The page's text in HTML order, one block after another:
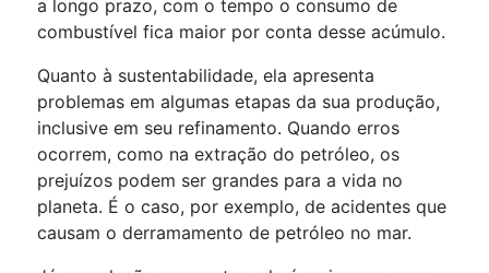
a longo prazo, com o tempo o consumo de
combustível fica maior por conta desse acúmulo.
Quanto à sustentabilidade, ela apresenta
problemas em algumas etapas da sua produção,
inclusive em seu refinamento. Quando erros
ocorrem, como na extração do petróleo, os
prejuízos podem ser grandes para a vida no
planeta. É o caso, por exemplo, de acidentes que
causam o derramamento de petróleo no mar.